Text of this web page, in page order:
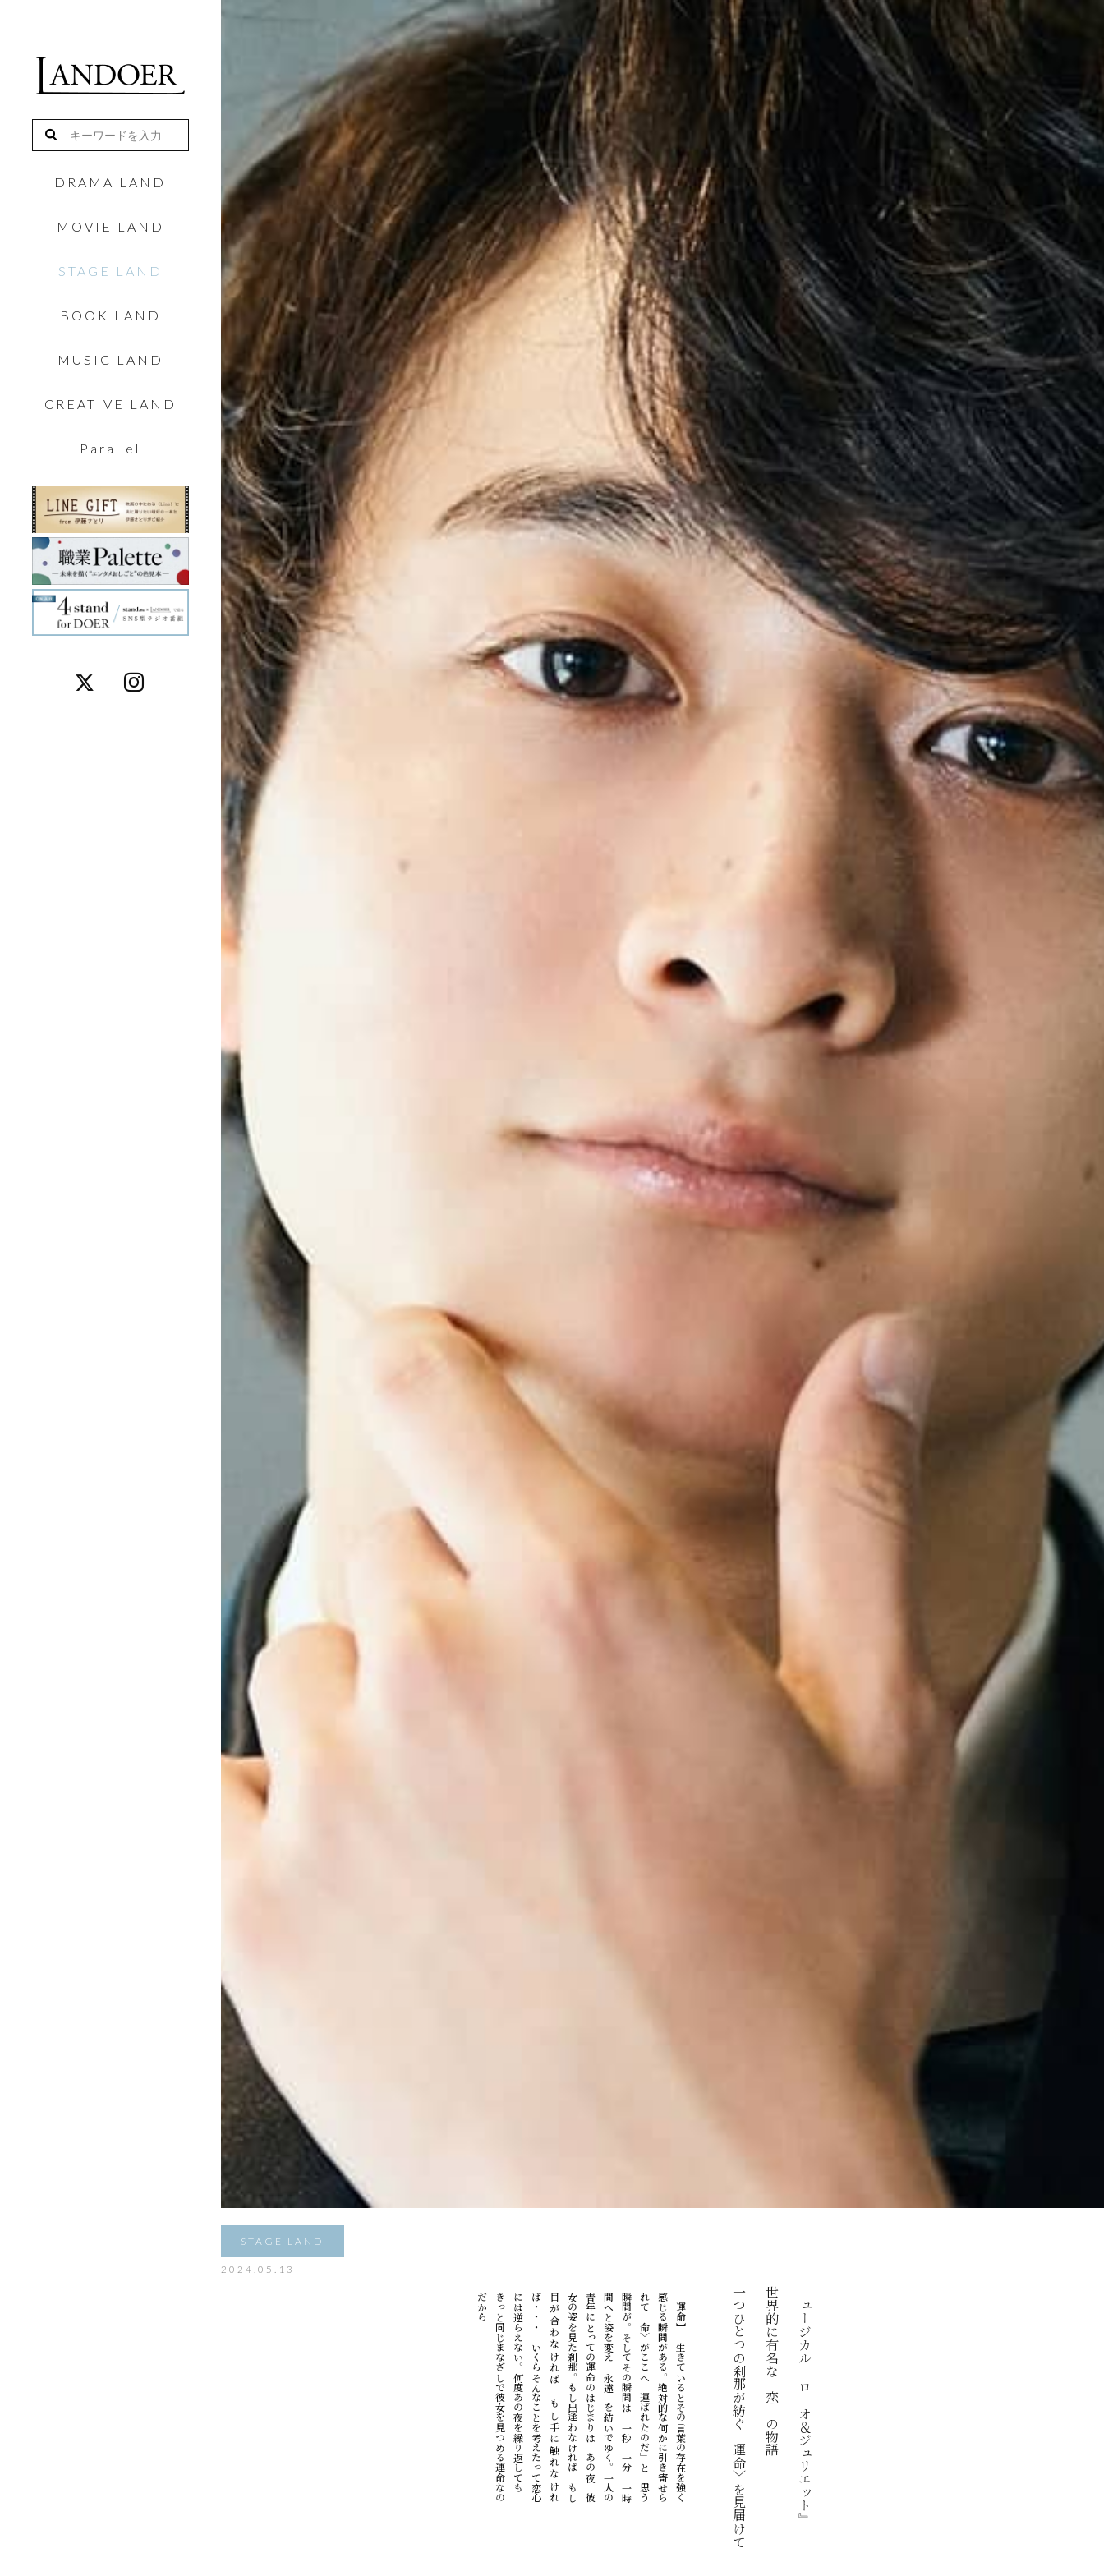
DRAMA LAND
MOVIE LAND
STAGE LAND
BOOK LAND
MUSIC LAND
CREATIVE LAND
Parallel
STAGE LAND
2024.05.13
ミュージカル 『ロミオ＆ジュリエット』
世界的に有名な〝恋〟の物語
一つひとつの刹那が紡ぐ〈運命〉を見届けて
【
運
命
】
、
生
き
て
い
る
と
そ
の
言
葉
の
存
在
を
強
く
感
じ
る
瞬
間
が
あ
る
。
絶
対
的
な
何
か
に
引
き
寄
せ
ら
れ
て
〈
命
〉
が
こ
こ
へ
「
運
ば
れ
た
の
だ
」
と
、
思
う
瞬
間
が
。
そ
し
て
そ
の
瞬
間
は
、
一
秒
、
一
分
、
一
時
間
へ
と
姿
を
変
え
〝
永
遠
〟
を
紡
い
で
ゆ
く
。
一
人
の
青
年
に
と
っ
て
の
運
命
の
は
じ
ま
り
は
、
あ
の
夜
、
彼
女
の
姿
を
見
た
刹
那
。
も
し
出
逢
わ
な
け
れ
ば
、
も
し
目
が
合
わ
な
け
れ
ば
、
も
し
手
に
触
れ
な
け
れ
ば
・
・
・
、
い
く
ら
そ
ん
な
こ
と
を
考
え
た
っ
て
恋
心
に
は
逆
ら
え
な
い
。
何
度
あ
の
夜
を
繰
り
返
し
て
も
、
き
っ
と
同
じ
ま
な
ざ
し
で
彼
女
を
見
つ
め
る
運
命
な
の
だ
か
ら
――